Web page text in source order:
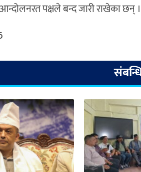
आन्दोलनरत पक्षले बन्द जारी राखेका छन् ।